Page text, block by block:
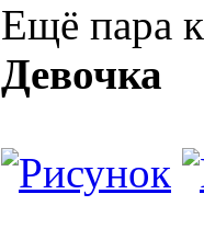
Ещё пара
Девочка